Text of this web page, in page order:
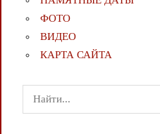
ФОТО
ВИДЕО
КАРТА САЙТА
Поиск
для: